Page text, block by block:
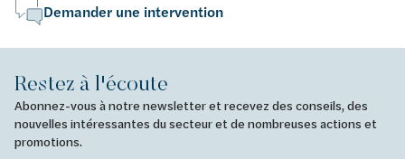
Demander une intervention
Restez à l'écoute
Abonnez-vous à notre newsletter et recevez des conseils, des
nouvelles intéressantes du secteur et de nombreuses actions et
promotions.